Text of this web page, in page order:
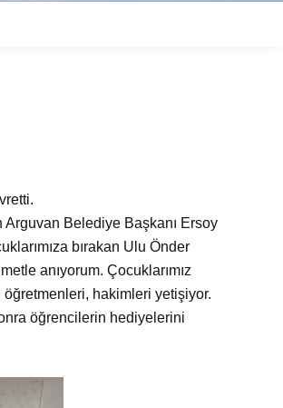
Arguvan Belediye Başkanı Ersoy
bırakan Ulu Önder
anıyorum. Çocuklarımız
hakimleri yetişiyor.
öğrencilerin hediyelerini